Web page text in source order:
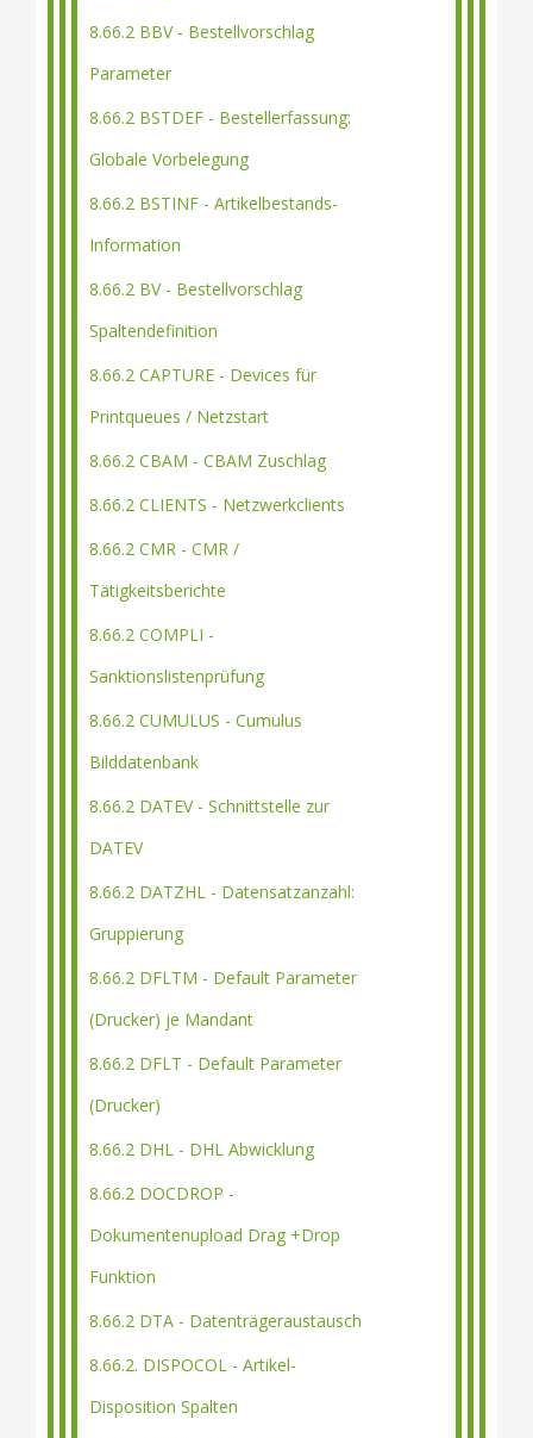
8.66.2 BBV - Bestellvorschlag
Parameter
8.66.2 BSTDEF - Bestellerfassung:
Globale Vorbelegung
8.66.2 BSTINF - Artikelbestands-
Information
8.66.2 BV - Bestellvorschlag
Spaltendefinition
8.66.2 CAPTURE - Devices für
Printqueues / Netzstart
8.66.2 CBAM - CBAM Zuschlag
8.66.2 CLIENTS - Netzwerkclients
8.66.2 CMR - CMR /
Tätigkeitsberichte
8.66.2 COMPLI -
Sanktionslistenprüfung
8.66.2 CUMULUS - Cumulus
Bilddatenbank
8.66.2 DATEV - Schnittstelle zur
DATEV
8.66.2 DATZHL - Datensatzanzahl:
Gruppierung
8.66.2 DFLTM - Default Parameter
(Drucker) je Mandant
8.66.2 DFLT - Default Parameter
(Drucker)
8.66.2 DHL - DHL Abwicklung
8.66.2 DOCDROP -
Dokumentenupload Drag +Drop
Funktion
8.66.2 DTA - Datenträgeraustausch
8.66.2. DISPOCOL - Artikel-
Disposition Spalten